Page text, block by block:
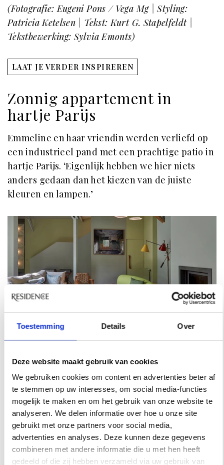
Toestemming Details Over
Deze website maakt gebruik van cookies
We gebruiken cookies om content en advertenties beter af
te stemmen op uw interesses, om social media-functies
mogelijk te maken en om het gebruik van onze website te
analyseren. We delen informatie over hoe u onze site
gebruikt met onze partners voor social media,
advertenties en analyses. Deze kunnen deze gegevens
combineren met andere informatie die u met hen heeft
gedeeld of die zij hebben verzameld via uw gebruik van
(Fotografie: Eugeni Pons / Vega Mg | Styling:
Patricia Ketelsen | Tekst: Kurt G. Stapelfeldt |
Tekstbewerking: Sylvia Emonts)
LAAT JE VERDER INSPIREREN
Zonnig appartement in
hartje Parijs
Emmeline en haar vriendin werden verliefd op
een industrieel pand met een prachtige patio in
hartje Parijs. ‘Eigenlijk hebben we hier niets
anders gedaan dan het kiezen van de juiste
kleuren en lampen.’